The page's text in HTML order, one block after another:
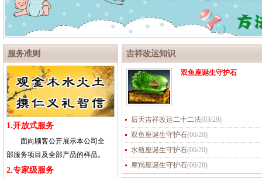
服务准则
1.开放式服务
面向顾客公开展示本公司全
部服务项目及全部产品的样品。
2.专家级服务
吉祥改运知识
双鱼座诞生守护石
后天吉祥改运二十二法(03/29)
双鱼座诞生守护石(06/20)
水瓶座诞生守护石(06/20)
摩羯座诞生守护石(06/20)